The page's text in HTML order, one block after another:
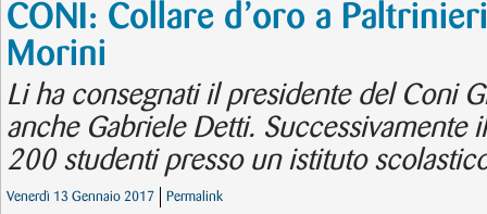
CONI: Collare d’oro a
Morini
Li ha consegnati il presidente del Coni
anche Gabriele Detti. Successivamente
200 studenti presso un istituto
Venerdì 13 Gennaio 2017 Permalink